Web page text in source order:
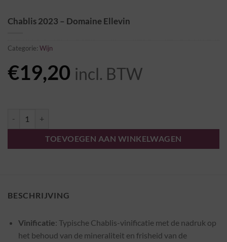
Chablis 2023 – Domaine Ellevin
Categorie: Wijn
€19,20 incl. BTW
TOEVOEGEN AAN WINKELWAGEN
BESCHRIJVING
Vinificatie: Typische Chablis-vinificatie met de nadruk op
het behoud van de mineraliteit en frisheid van de